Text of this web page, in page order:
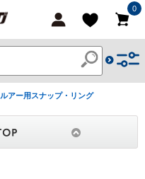
0
ルアー用スナップ・リング